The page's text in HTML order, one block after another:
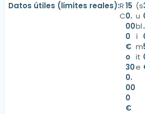
R
C
15
0.
00
0
€
o
30
0.
00
0
€
(s
u
bl
í
m
it
e
.